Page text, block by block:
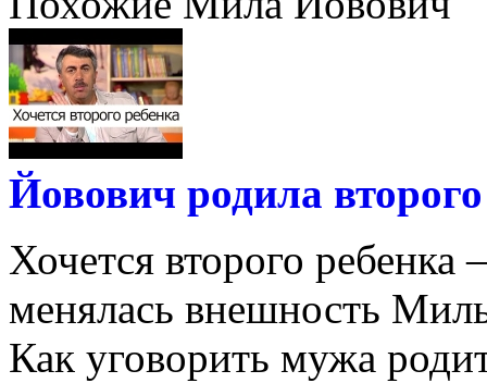
Йовович родила
Хочется второго
менялась внешность
Как уговорить мужа